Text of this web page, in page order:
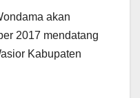
akan
2017 mendatang
Kabupaten